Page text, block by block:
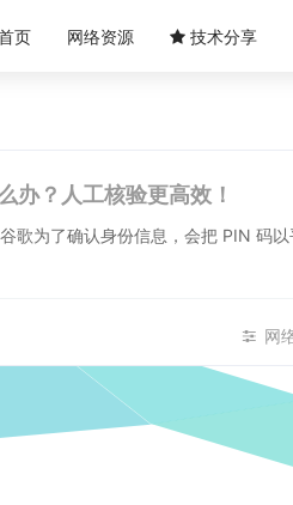
页 网络资源 技术分享
？人工核验更高效！
歌为了确认身份信息，会把 PIN 码
网